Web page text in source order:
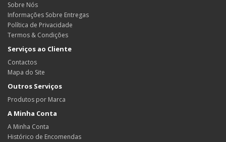
Sobre Nós
Informações Sobre Entregas
Política de Privacidade
Termos & Condições
Serviços ao Cliente
Contactos
Mapa do Site
Outros Serviços
Produtos por Marca
A Minha Conta
A Minha Conta
Histórico de Encomendas